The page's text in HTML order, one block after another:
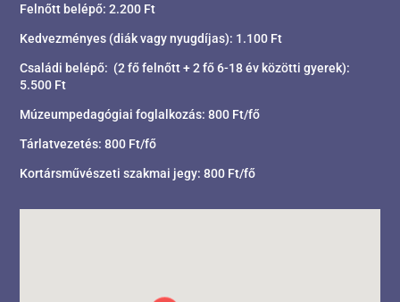
Felnőtt belépő: 2.200 Ft
Kedvezményes (diák vagy nyugdíjas): 1.100 Ft
Családi belépő: (2 fő felnőtt + 2 fő 6-18 év közötti gyerek):
5.500 Ft
Múzeumpedagógiai foglalkozás: 800 Ft/fő
Tárlatvezetés: 800 Ft/fő
Kortársművészeti szakmai jegy: 800 Ft/fő